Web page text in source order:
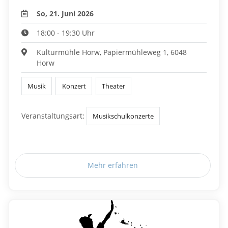
So, 21. Juni 2026
18:00 - 19:30 Uhr
Kulturmühle Horw, Papiermühleweg 1, 6048
Horw
Musik Konzert Theater
Veranstaltungsart: Musikschulkonzerte
Mehr erfahren